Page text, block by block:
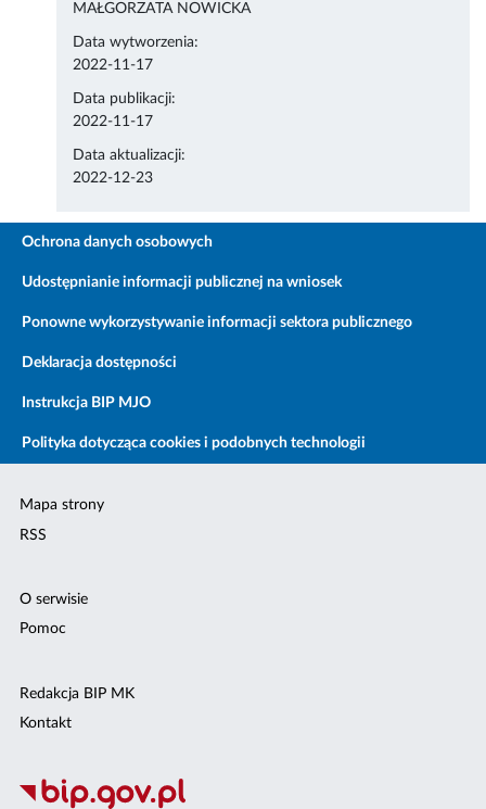
MAŁGORZATA NOWICKA
Data wytworzenia:
2022-11-17
Data publikacji:
2022-11-17
Data aktualizacji:
2022-12-23
Ochrona danych osobowych
Udostępnianie informacji publicznej na wniosek
Ponowne wykorzystywanie informacji sektora publicznego
Deklaracja dostępności
Instrukcja BIP MJO
Polityka dotycząca cookies i podobnych technologii
Mapa strony
RSS
O serwisie
Pomoc
Redakcja BIP MK
Kontakt